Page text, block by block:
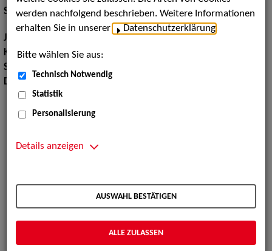
Schauspiel:Bühne
Jahrgang:
Körpergröße:178 cm
Sprachen:
Dialekte:
Schweizerdeutsch
werden nachfolgend beschrieben. Weitere Informationen
erhalten Sie in unserer
Datenschutzerklärung
Bitte wählen Sie aus:
Technisch Notwendig
Statistik
Personalisierung
Details anzeigen
AUSWAHL BESTÄTIGEN
ALLE ZULASSEN